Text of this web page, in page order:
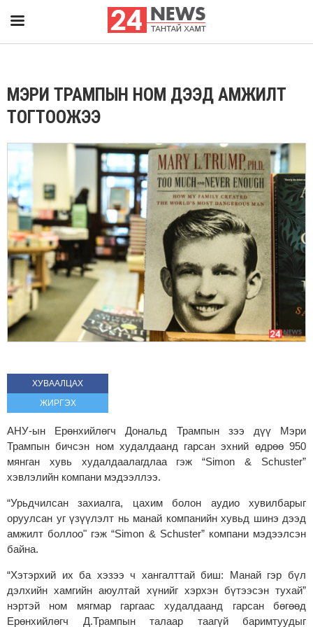
МЭРИ ТРАМПЫН НОМ ДЭЭД АМЖИЛТ
ТОГТООЖЭЭ
ХУВААЛЦАХ
ЖИРГЭХ
АНУ-ын Ерөнхийлөгч Дональд Трампын зээ дүү Мэри
Трампын бичсэн ном худалдаанд гарсан эхний өдрөө 950
мянган хувь худалдаалагдлаа гэж “Simon & Schuster”
хэвлэлийн компани мэдээллээ.
“Урьдчилсан захиалга, цахим болон аудио хувилбарыг
оруулсан уг үзүүлэлт нь манай компанийн хувьд шинэ дээд
амжилт боллоо" гэж “Simon & Schuster” компани мэдээлсэн
байна.
“Хэтэрхий их ба хэзээ ч хангалттай биш: Манай гэр бүл
дэлхийн хамгийн аюултай хүнийг хэрхэн бүтээсэн тухай”
нэртэй ном мягмар гаргаас худалдаанд гарсан бөгөөд
Ерөнхийлөгч Д.Трампын талаар таагүй баримтуудыг